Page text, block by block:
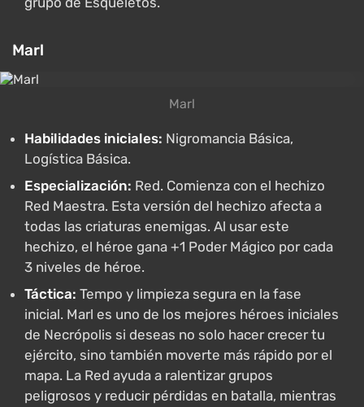
Marl
Marl
Habilidades iniciales: Nigromancia Básica,
Logística Básica.
Especialización: Red. Comienza con el hechizo
Red Maestra. Esta versión del hechizo afecta a
todas las criaturas enemigas. Al usar este
hechizo, el héroe gana +1 Poder Mágico por cada
3 niveles de héroe.
Táctica: Tempo y limpieza segura en la fase
inicial. Marl es uno de los mejores héroes iniciales
de Necrópolis si deseas no solo hacer crecer tu
ejército, sino también moverte más rápido por el
mapa. La Red ayuda a ralentizar grupos
peligrosos y reducir pérdidas en batalla, mientras